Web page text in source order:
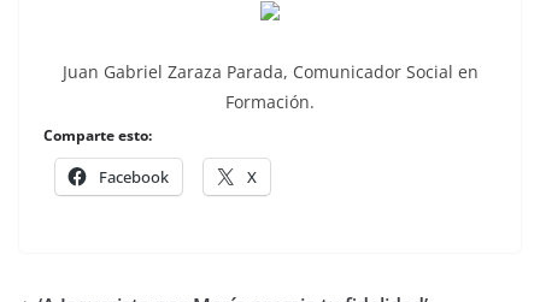
Juan Gabriel Zaraza Parada, Comunicador Social en
Formación.
Comparte esto:
Facebook X